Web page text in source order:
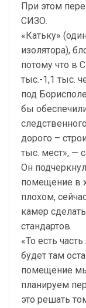
При этом
СИЗО.
«Катьку»
изолятора),
потому что в
тыс.-1,1 тыс.
под
бы
дорого –
тыс. мест», —
Он
помещение в
плохом,
камер
стандартов.
«То есть
будет там
помещение
планируем
это решать